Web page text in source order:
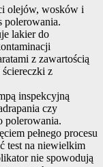
olejów, wosków i
polerowania.
lakier do
z zawartością
z
inspekcyjną
czy
polerowania.
pełnego procesu
test na niewielkim
nie spowodują